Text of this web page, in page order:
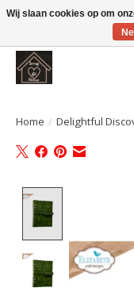
Large selection of products
Home / Delightful
Wij slaan cookies op om